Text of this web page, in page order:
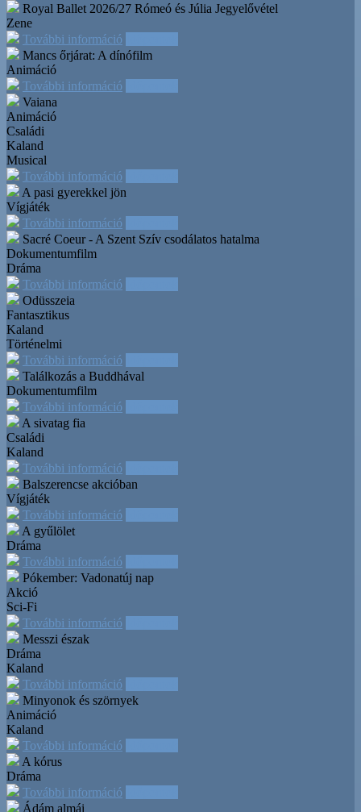
Royal Ballet 2026/27 Rómeó és Júlia Jegyelővétel
Zene
További információ
Mancs őrjárat: A dínófilm
Animáció
További információ
Vaiana
Animáció
Családi
Kaland
Musical
További információ
A pasi gyerekkel jön
Vígjáték
További információ
Sacré Coeur - A Szent Szív csodálatos hatalma
Dokumentumfilm
Dráma
További információ
Odüsszeia
Fantasztikus
Kaland
Történelmi
További információ
Találkozás a Buddhával
Dokumentumfilm
További információ
A sivatag fia
Családi
Kaland
További információ
Balszerencse akcióban
Vígjáték
További információ
A gyűlölet
Dráma
További információ
Pókember: Vadonatúj nap
Akció
Sci-Fi
További információ
Messzi észak
Dráma
Kaland
További információ
Minyonok és szörnyek
Animáció
Kaland
További információ
A kórus
Dráma
További információ
Ádám almái